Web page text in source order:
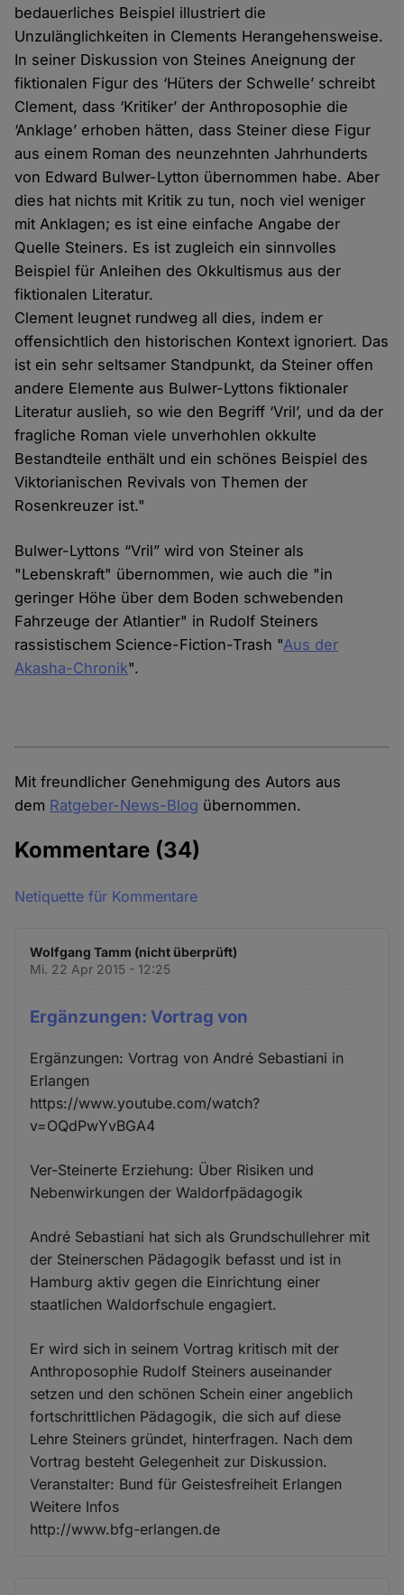
bedauerliches Beispiel illustriert die
Unzulänglichkeiten in Clements Herangehensweise.
In seiner Diskussion von Steines Aneignung der
fiktionalen Figur des ‘Hüters der Schwelle’ schreibt
Clement, dass ‘Kritiker’ der Anthroposophie die
‘Anklage’ erhoben hätten, dass Steiner diese Figur
aus einem Roman des neunzehnten Jahrhunderts
von Edward Bulwer-Lytton übernommen habe. Aber
dies hat nichts mit Kritik zu tun, noch viel weniger
mit Anklagen; es ist eine einfache Angabe der
Quelle Steiners. Es ist zugleich ein sinnvolles
Beispiel für Anleihen des Okkultismus aus der
fiktionalen Literatur.
Clement leugnet rundweg all dies, indem er
offensichtlich den historischen Kontext ignoriert. Das
ist ein sehr seltsamer Standpunkt, da Steiner offen
andere Elemente aus Bulwer-Lyttons fiktionaler
Literatur auslieh, so wie den Begriff ‘Vril’, und da der
fragliche Roman viele unverhohlen okkulte
Bestandteile enthält und ein schönes Beispiel des
Viktorianischen Revivals von Themen der
Rosenkreuzer ist."
Bulwer-Lyttons “Vril” wird von Steiner als
"Lebenskraft" übernommen, wie auch die "in
geringer Höhe über dem Boden schwebenden
Fahrzeuge der Atlantier" in Rudolf Steiners
rassistischem Science-Fiction-Trash "Aus der
Akasha-Chronik".
Mit freundlicher Genehmigung des Autors aus
dem Ratgeber-News-Blog übernommen.
Kommentare (34)
Netiquette für Kommentare
Wolfgang Tamm (nicht überprüft)
Mi. 22 Apr 2015 - 12:25
Ergänzungen: Vortrag von
Ergänzungen: Vortrag von André Sebastiani in
Erlangen
https://www.youtube.com/watch?
v=OQdPwYvBGA4
Ver-Steinerte Erziehung: Über Risiken und
Nebenwirkungen der Waldorfpädagogik
André Sebastiani hat sich als Grundschullehrer mit
der Steinerschen Pädagogik befasst und ist in
Hamburg aktiv gegen die Einrichtung einer
staatlichen Waldorfschule engagiert.
Er wird sich in seinem Vortrag kritisch mit der
Anthroposophie Rudolf Steiners auseinander
setzen und den schönen Schein einer angeblich
fortschrittlichen Pädagogik, die sich auf diese
Lehre Steiners gründet, hinterfragen. Nach dem
Vortrag besteht Gelegenheit zur Diskussion.
Veranstalter: Bund für Geistesfreiheit Erlangen
Weitere Infos
http://www.bfg-erlangen.de